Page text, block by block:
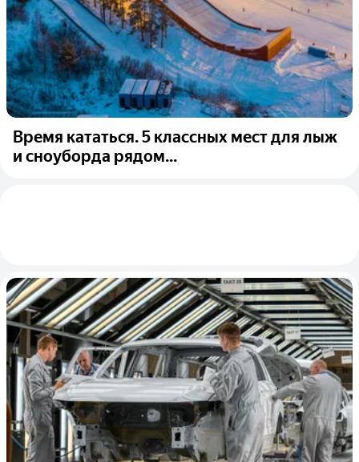
Время кататься. 5 классных мест для лыж
и сноуборда рядом...